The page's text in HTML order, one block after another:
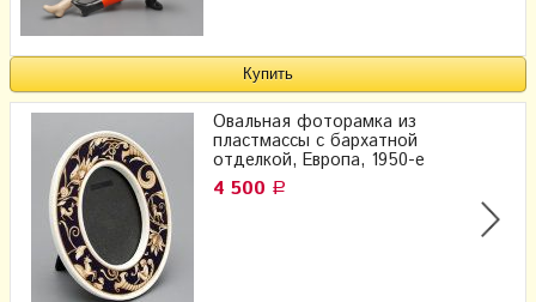
Овальная фоторамка из
пластмассы с бархатной
отделкой, Европа, 1950-е
4 500 Р